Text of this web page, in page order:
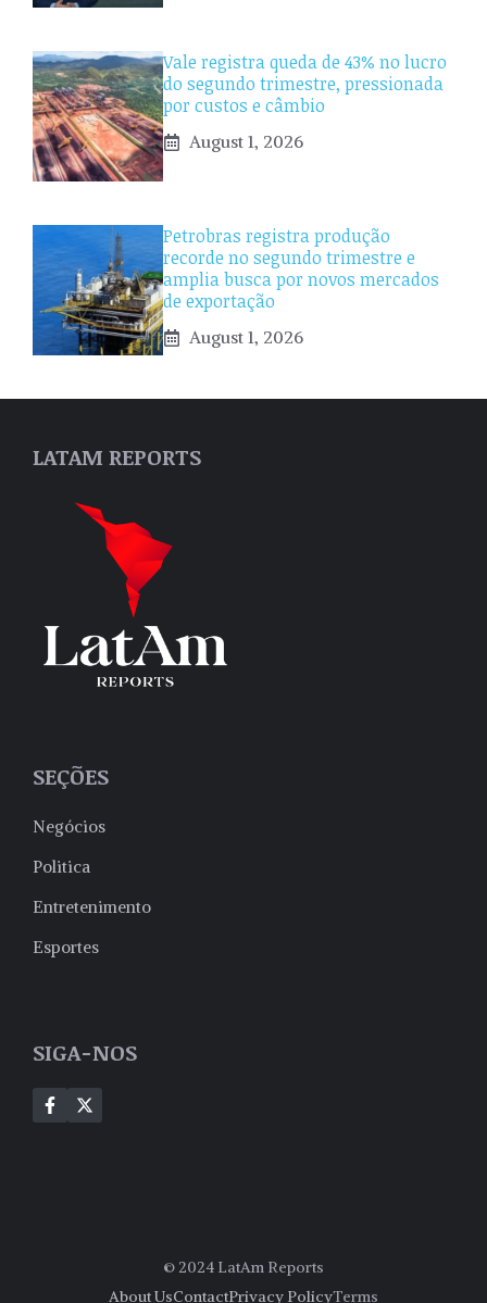
Vale registra queda de 43% no lucro
do segundo trimestre, pressionada
por custos e câmbio
August 1, 2026
Petrobras registra produção
recorde no segundo trimestre e
amplia busca por novos mercados
de exportação
August 1, 2026
LATAM REPORTS
SEÇÕES
Negócios
Politica
Entretenimento
Esportes
SIGA-NOS
© 2024 LatAm Reports
About UsContactPrivacy PolicyTerms